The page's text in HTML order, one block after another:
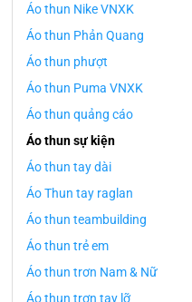
Áo thun Nike VNXK
Áo thun Phản Quang
Áo thun phượt
Áo thun Puma VNXK
Áo thun quảng cáo
Áo thun sự kiện
Áo thun tay dài
Áo Thun tay raglan
Áo thun teambuilding
Áo thun trẻ em
Áo thun trơn Nam & Nữ
Áo thun trơn tay lỡ